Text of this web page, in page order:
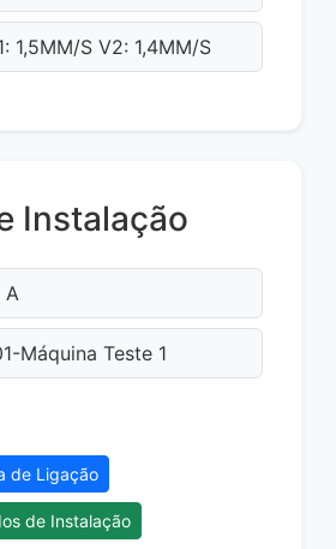
1,5MM/S V2: 1,4MM/S
Instalação
A
Máquina Teste 1
de Ligação
de Instalação